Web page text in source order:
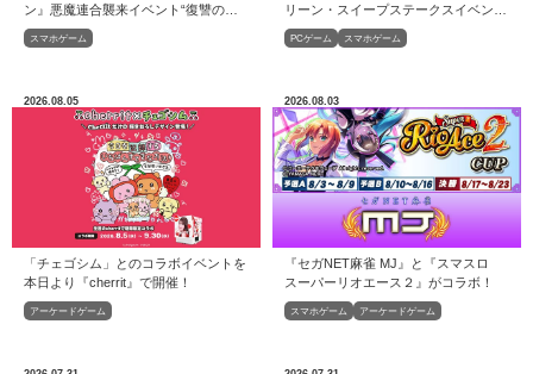
スマホゲーム
ン』悪魔連合襲来イベント“復讐の巫
女と鎮魂の巫女”開催！開催！
PCゲーム スマホゲーム
リーン・スイープステークスイベン
ト」開催！
2026.08.05
アーケードゲーム
「チェゴシム」とのコラボイベントを
本日より『cherrit』で開催！
2026.08.03
スマホゲーム アーケードゲーム
『セガNET麻雀 MJ』と『スマスロ
スーパーリオエース２』がコラボ！